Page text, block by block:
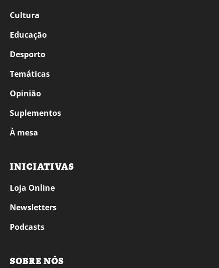
Cultura
Educação
Desporto
Temáticas
Opinião
Suplementos
À mesa
INICIATIVAS
Loja Online
Newsletters
Podcasts
SOBRE NÓS